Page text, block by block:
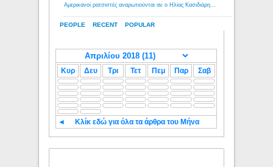
PEOPLE RECENT POPULAR
Αμερικανοί ρατσιστές αναρωτιούνται αν ο Ηλίας Κασιδιάρης ανήκει στη λευκή φυλή... - Λόγιος Ερμής
Κυρ Δευ Τρι Τετ Πεμ Παρ Σαβ
◄ Κλίκ εδώ για όλα τα άρθρα του Μήνα